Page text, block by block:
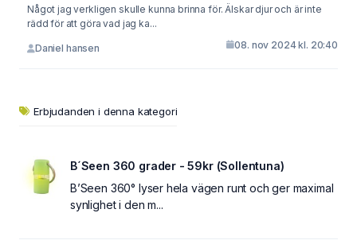
Något jag verkligen skulle kunna brinna för. Älskar djur och är inte
rädd för att göra vad jag ka...
Daniel hansen 08. nov 2024 kl. 20:40
Erbjudanden i denna kategori
B´Seen 360 grader - 59kr (Sollentuna)
B’Seen 360° lyser hela vägen runt och ger maximal
synlighet i den m...